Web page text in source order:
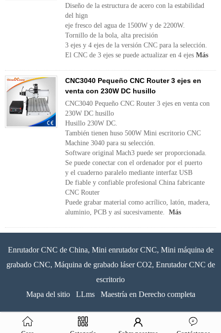
Diseño de la estructura de acero con la estabilidad
del hign
eje fresco del agua de 1500W y de 2200W.
Tornillo de la bola, alta precisión
3 ejes y 4 ejes de la versión CNC para la selección.
El CNC de 3 ejes se puede actualizar en 4 ejes Más
CNC3040 Pequeño CNC Router 3 ejes en
venta con 230W DC husillo
CNC3040 Pequeño CNC Router 3 ejes en venta con
230W DC husillo
Husillo 230W DC.
También tienen huso 500W Mini escritorio CNC
Machine 3040 para su selección.
Software original Mach3 puede ser proporcionada.
Se puede conectar con el ordenador por el puerto
y el cuaderno paralelo mediante interfaz USB
De fiable y confiable profesional China fabricante
CNC Router
Puede grabar material como acrílico, latón, madera,
aluminio, PCB y así sucesivamente. Más
Enrutador CNC de China, Mini enrutador CNC, Mini máquina de
grabado CNC, Máquina de grabado láser CO2, Enrutador CNC de
escritorio
Mapa del sitio
LLms Maestría en Derecho completa